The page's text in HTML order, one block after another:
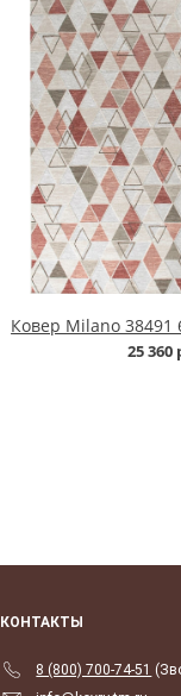
Ковер Milano 38491
25 360
КОНТАКТЫ
8 (800) 700-74-51